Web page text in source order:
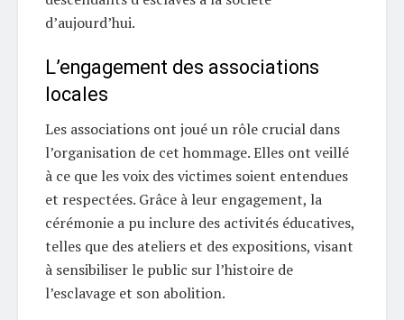
d’aujourd’hui.
L’engagement des associations
locales
Les associations ont joué un rôle crucial dans
l’organisation de cet hommage. Elles ont veillé
à ce que les voix des victimes soient entendues
et respectées. Grâce à leur engagement, la
cérémonie a pu inclure des activités éducatives,
telles que des ateliers et des expositions, visant
à sensibiliser le public sur l’histoire de
l’esclavage et son abolition.